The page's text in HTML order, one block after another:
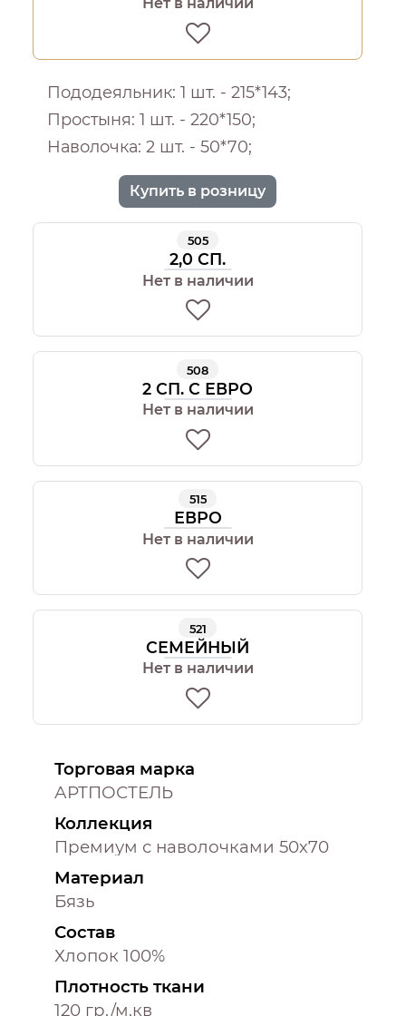
Нет в наличии
Пододеяльник: 1 шт. - 215*143;
Простыня: 1 шт. - 220*150;
Наволочка: 2 шт. - 50*70;
Купить в розницу
505
2,0 СП.
Нет в наличии
508
2 СП. С ЕВРО
Нет в наличии
515
ЕВРО
Нет в наличии
521
СЕМЕЙНЫЙ
Нет в наличии
Торговая марка
АРТПОСТЕЛЬ
Коллекция
Премиум с наволочками 50х70
Материал
Бязь
Состав
Хлопок 100%
Плотность ткани
120 гр./м.кв